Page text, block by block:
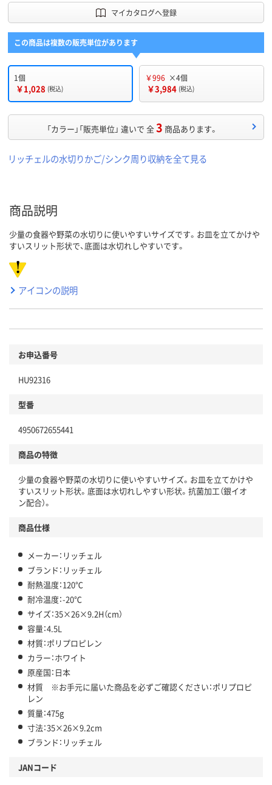
マイカタログへ登録
この商品は複数の販売単位があります
1個
￥1,028 (税込)
￥996 ×4個
￥3,984 (税込)
「カラー」「販売単位」 違いで 全3 商品あります。
リッチェルの水切りかご/シンク周り収納を全て見る
商品説明
少量の食器や野菜の水切りに使いやすいサイズです。お皿を立てかけや
すいスリット形状で、底面は水切れしやすいです。
アイコンの説明
お申込番号
HU92316
型番
4950672655441
商品の特徴
少量の食器や野菜の水切りに使いやすいサイズ。お皿を立てかけや
すいスリット形状。底面は水切れしやすい形状。抗菌加工（銀イオ
ン配合）。
商品仕様
メーカー：リッチェル
ブランド：リッチェル
耐熱温度：120℃
耐冷温度：-20℃
サイズ：35×26×9.2H（cm）
容量：4.5L
材質：ポリプロピレン
カラー：ホワイト
原産国：日本
材質 ※お手元に届いた商品を必ずご確認ください：ポリプロピ
レン
質量：475g
寸法：35×26×9.2cm
ブランド：リッチェル
JANコード